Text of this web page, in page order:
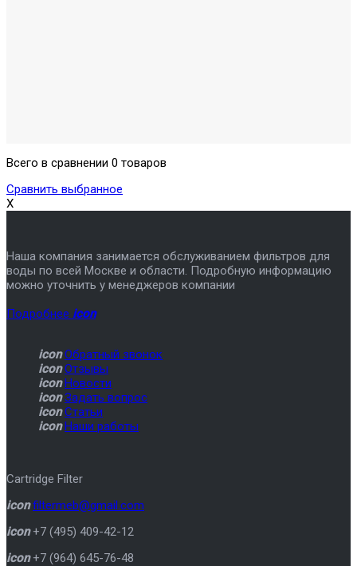
Всего в сравнении 0 товаров
Сравнить выбранное
X
Наша компания занимается обслуживанием фильтров для
воды по всей Москве и области. Подробную информацию
можно уточнить у менеджеров компании
Подробнее icon
icon Обратный звонок
icon Отзывы
icon Новости
icon Задать вопрос
icon Статьи
icon Наши работы
Cartridge Filter
icon filtermeb@gmail.com
icon +7 (495) 409-42-12
icon +7 (964) 645-76-48